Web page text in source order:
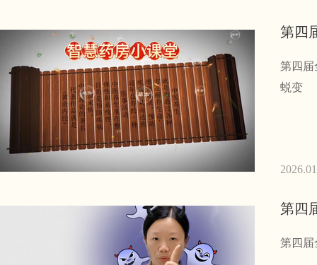
第四
第四届
蜕变
第四
第四